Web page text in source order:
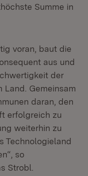
Summe in
voran, baut die
aus und
der
Land. Gemeinsam
daran, den
erfolgreich zu
weiterhin zu
Technologieland
so
Strobl.